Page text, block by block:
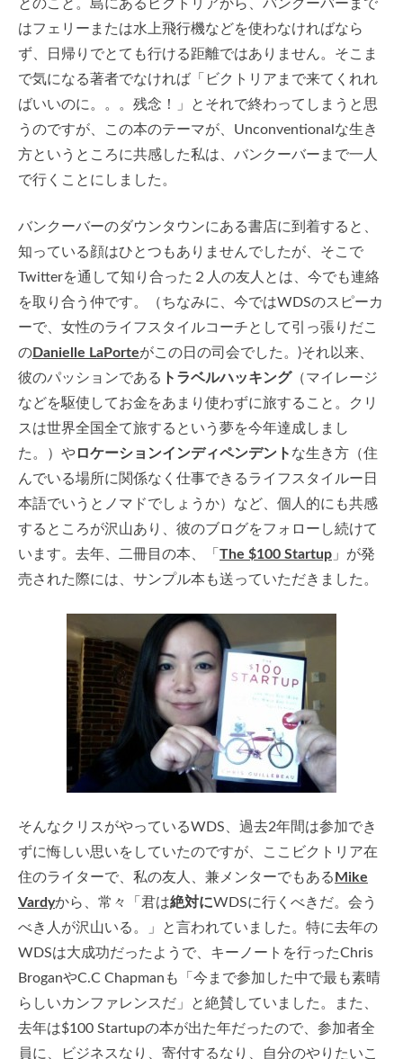
とのこと。島にあるビクトリアから、バンクーバーまで
はフェリーまたは水上飛行機などを使わなければなら
ず、日帰りでとても行ける距離ではありません。そこま
で気になる著者でなければ「ビクトリアまで来てくれれ
ばいいのに。。。残念！」とそれで終わってしまうと思
うのですが、この本のテーマが、Unconventionalな生き
方というところに共感した私は、バンクーバーまで一人
で行くことにしました。
バンクーバーのダウンタウンにある書店に到着すると、
知っている顔はひとつもありませんでしたが、そこで
Twitterを通して知り合った２人の友人とは、今でも連絡
を取り合う仲です。（ちなみに、今ではWDSのスピーカ
ーで、女性のライフスタイルコーチとして引っ張りだこ
のDanielle LaPorteがこの日の司会でした。)それ以来、
彼のパッションである トラベルハッキング（マイレージ
などを駆使してお金をあまり使わずに旅すること。クリ
スは世界全国全て旅するという夢を今年達成しまし
た。）やロケーションインディペンデント な生き方（住
んでいる場所に関係なく仕事できるライフスタイルー日
本語でいうとノマドでしょうか）など、個人的にも共感
するところが沢山あり、彼のブログをフォローし続けて
います。去年、二冊目の本、「 The $100 Startup 」が発
売された際には、サンプル本も送っていただきました。
そんなクリスがやっているWDS、過去2年間は参加でき
ずに悔しい思いをしていたのですが、ここビクトリア在
住のライターで、私の友人、兼メンターでもある Mike
Vardyから、常々「君は絶対にWDSに行くべきだ。会う
べき人が沢山いる。」と言われていました。特に去年の
WDSは大成功だったようで、キーノートを行ったChris
BroganやC.C Chapmanも「今まで参加した中で最も素晴
らしいカンファレンスだ」と絶賛していました。また、
去年は$100 Startupの本が出た年だったので、参加者全
員に、ビジネスなり、寄付するなり、自分のやりたいこ